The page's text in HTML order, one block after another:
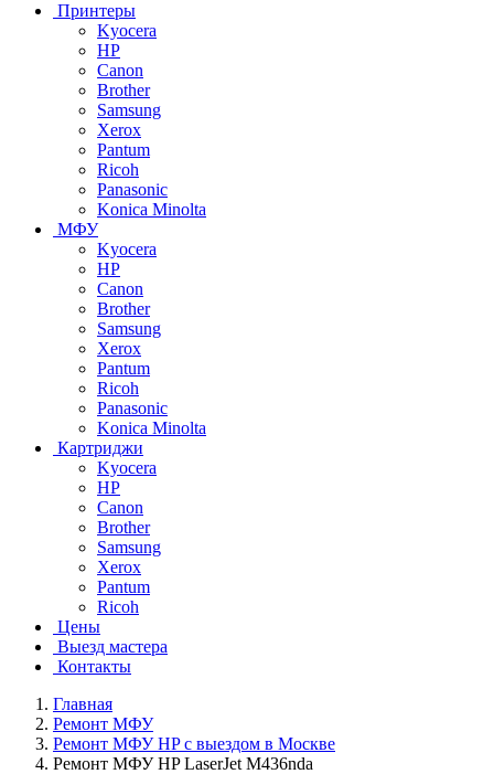
Принтеры
Kyocera
HP
Canon
Brother
Samsung
Xerox
Pantum
Ricoh
Panasonic
Konica Minolta
МФУ
Kyocera
HP
Canon
Brother
Samsung
Xerox
Pantum
Ricoh
Panasonic
Konica Minolta
Картриджи
Kyocera
HP
Canon
Brother
Samsung
Xerox
Pantum
Ricoh
Цены
Выезд мастера
Контакты
Главная
Ремонт МФУ
Ремонт МФУ HP с выездом в Москве
Ремонт МФУ HP LaserJet M436nda